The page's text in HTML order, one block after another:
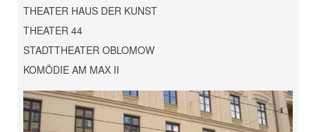
THEATER HAUS DER KUNST
THEATER 44
STADTTHEATER OBLOMOW
KOMÖDIE AM MAX II